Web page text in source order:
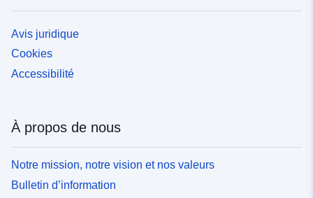
Avis juridique
Cookies
Accessibilité
À propos de nous
Notre mission, notre vision et nos valeurs
Bulletin d’information